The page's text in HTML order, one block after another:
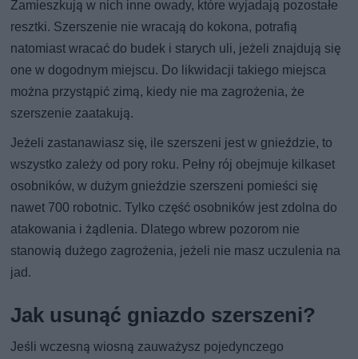
Zamieszkują w nich inne owady, które wyjadają pozostałe
resztki. Szerszenie nie wracają do kokona, potrafią
natomiast wracać do budek i starych uli, jeżeli znajdują się
one w dogodnym miejscu. Do likwidacji takiego miejsca
można przystąpić zimą, kiedy nie ma zagrożenia, że
szerszenie zaatakują.
Jeżeli zastanawiasz się, ile szerszeni jest w gnieździe, to
wszystko zależy od pory roku. Pełny rój obejmuje kilkaset
osobników, w dużym gnieździe szerszeni pomieści się
nawet 700 robotnic. Tylko część osobników jest zdolna do
atakowania i żądlenia. Dlatego wbrew pozorom nie
stanowią dużego zagrożenia, jeżeli nie masz uczulenia na
jad.
Jak usunąć gniazdo szerszeni?
Jeśli wczesną wiosną zauważysz pojedynczego